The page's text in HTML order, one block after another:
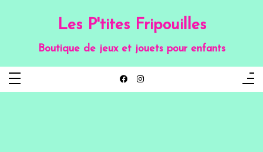
Les P'tites Fripouilles
Boutique de jeux et jouets pour enfants